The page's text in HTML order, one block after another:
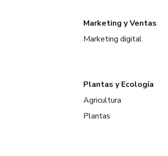
Marketing y Ventas
Marketing digital
Plantas y Ecología
Agricultura
Plantas